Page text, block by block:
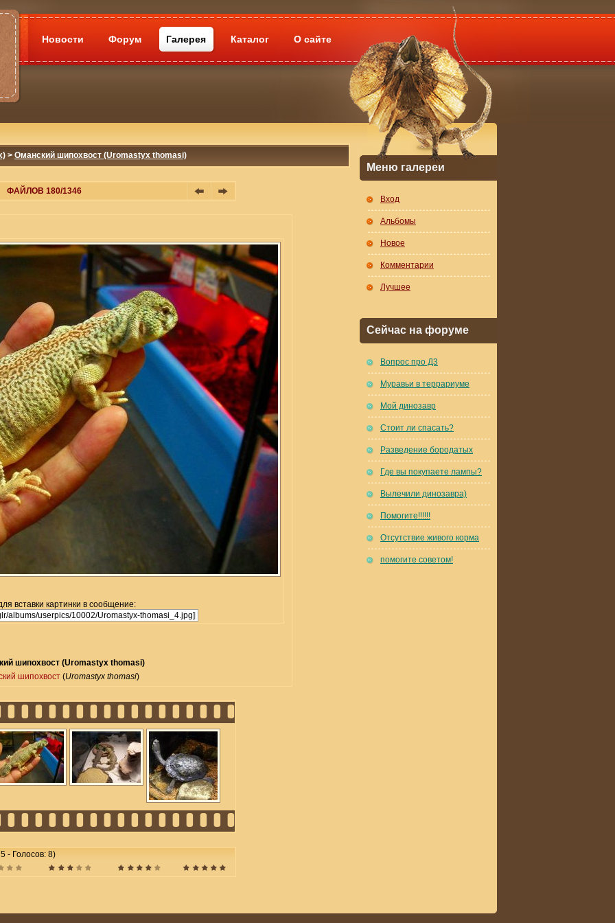
Новости Форум Галерея Каталог О сайте
> Оманский шипохвост (Uromastyx thomasi)
ФАЙЛОВ 180/1346
вставки картинки в сообщение:
шипохвост (Uromastyx thomasi)
шипохвост (Uromastyx thomasi)
- Голосов: 8)
Меню галереи
Вход
Альбомы
Новое
Комментарии
Лучшее
Сейчас на форуме
Вопрос про Д3
Муравьи в террариуме
Мой динозавр
Стоит ли спасать?
Разведение бородатых
Где вы покупаете лампы?
Вылечили динозавра)
Помогите!!!!!!
Отсутствие живого корма
помогите советом!